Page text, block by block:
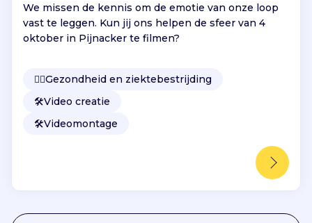
We missen de kennis om de emotie van onze loop
vast te leggen. Kun jij ons helpen de sfeer van 4
oktober in Pijnacker te filmen?
👩‍⚕️Gezondheid en ziektebestrijding
🛠️Video creatie
🛠️Videomontage